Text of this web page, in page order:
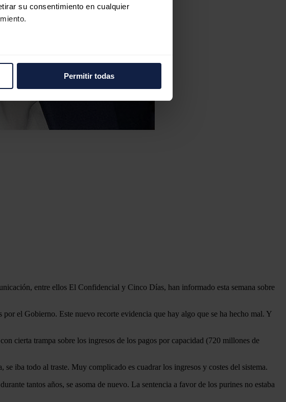
su consentimiento en cualquier
ofrecer funciones de redes sociales
Permitir todas
entre ellos El Confidencial y Cinco Días, han informado esta semana sobre
el Gobierno. Este nuevo recorte evidencia que hay algo que se ha hecho mal. Y
cierta trampa sobre los ingresos de los pagos por capacidad (720 millones de
iba todo al traste. Muy complicado es cuadrar los ingresos y costes del sistema.
tantos años, se asoma de nuevo. La sentencia a favor de los purines no estaba